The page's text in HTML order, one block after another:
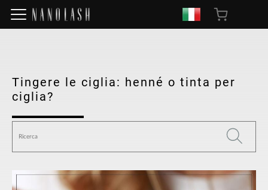
Tingere le ciglia: henné o tinta per
ciglia?